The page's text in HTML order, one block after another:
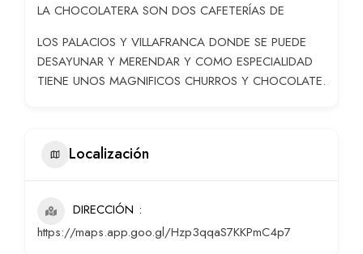
LA CHOCOLATERA SON DOS CAFETERÍAS DE
LOS PALACIOS Y VILLAFRANCA DONDE SE PUEDE
DESAYUNAR Y MERENDAR Y COMO ESPECIALIDAD
TIENE UNOS MAGNIFICOS CHURROS Y CHOCOLATE.
Localización
DIRECCIÓN
https://maps.app.goo.gl/Hzp3qqaS7KKPmC4p7